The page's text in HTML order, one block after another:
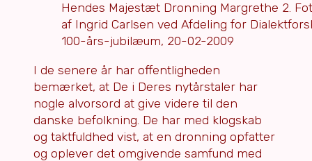
Hendes Majestæt Dronning Margrethe 2.
af Ingrid Carlsen ved Afdeling for
100-års-jubilæum, 20-02-2009
I de senere år har offentligheden
bemærket, at De i Deres nytårstaler har
nogle alvorsord at give videre til den
danske befolkning. De har med klogskab
og taktfuldhed vist, at en dronning opfatter
og oplever det omgivende samfund med